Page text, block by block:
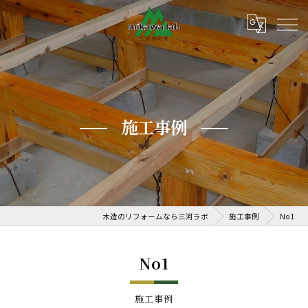
施工事例
木造のリフォームなら三河ラボ 施工事例 No1
施工事例
No1